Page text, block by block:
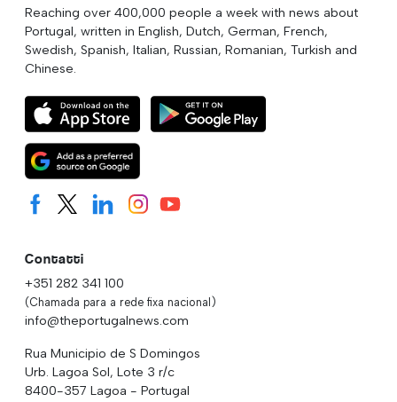
Reaching over 400,000 people a week with news about
Portugal, written in English, Dutch, German, French,
Swedish, Spanish, Italian, Russian, Romanian, Turkish and
Chinese.
Contatti
+351 282 341 100
(Chamada para a rede fixa nacional)
info@theportugalnews.com
Rua Municipio de S Domingos
Urb. Lagoa Sol, Lote 3 r/c
8400-357 Lagoa - Portugal